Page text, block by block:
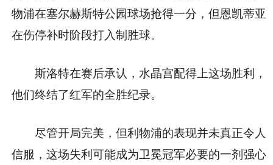
物浦在塞尔赫斯特公园球场抢得一分，但恩凯蒂亚
在伤停补时阶段打入制胜球。
斯洛特在赛后承认，水晶宫配得上这场胜利，
他们终结了红军的全胜纪录。
尽管开局完美，但利物浦的表现并未真正令人
信服，这场失利可能成为卫冕冠军必要的一剂强心